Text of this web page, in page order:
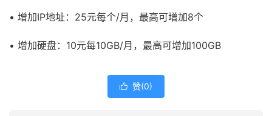
• 增加IP地址：25元每个/月，最高可增加8个
• 增加硬盘：10元每10GB/月，最高可增加100GB
 赞(0)